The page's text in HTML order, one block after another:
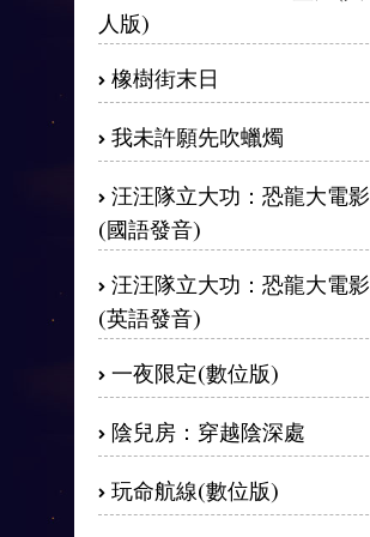
人版)
橡樹街末日
我未許願先吹蠟燭
汪汪隊立大功：恐龍大電影
(國語發音)
汪汪隊立大功：恐龍大電影
(英語發音)
一夜限定(數位版)
陰兒房：穿越陰深處
玩命航線(數位版)